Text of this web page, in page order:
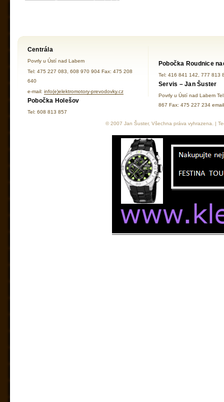
Centrála
Povrly u Ústí nad Labem
Tel: 475 227 083, 608 970 904 Fax: 475 208
640
e-mail: info(e)elektromotory-prevodovky.cz
Pobočka Holešov
Tel: 608 813 857
Pobočka Roudnice
Tel: 416 841 142, 777 813
Servis – Jan Šuster
Povrly u Ústí nad Labem
867 Fax: 475 227 234
© 2007 Jan Šuster, Všechna práva vyhrazena. |